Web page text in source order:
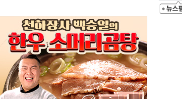
대 아들 체포
청래…제주 연설서 신경전 고조
"적극 환영"·野 "졸속 국정"
지 최대 3.5m 높은 물결
, 비상대응기구 가동
부동산 규제 철폐